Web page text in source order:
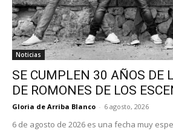
Noticias
SE CUMPLEN 30 AÑOS DE
DE ROMONES DE LOS
Gloria de Arriba Blanco - 6 agosto, 2026
6 de agosto de 2026 es una fecha muy